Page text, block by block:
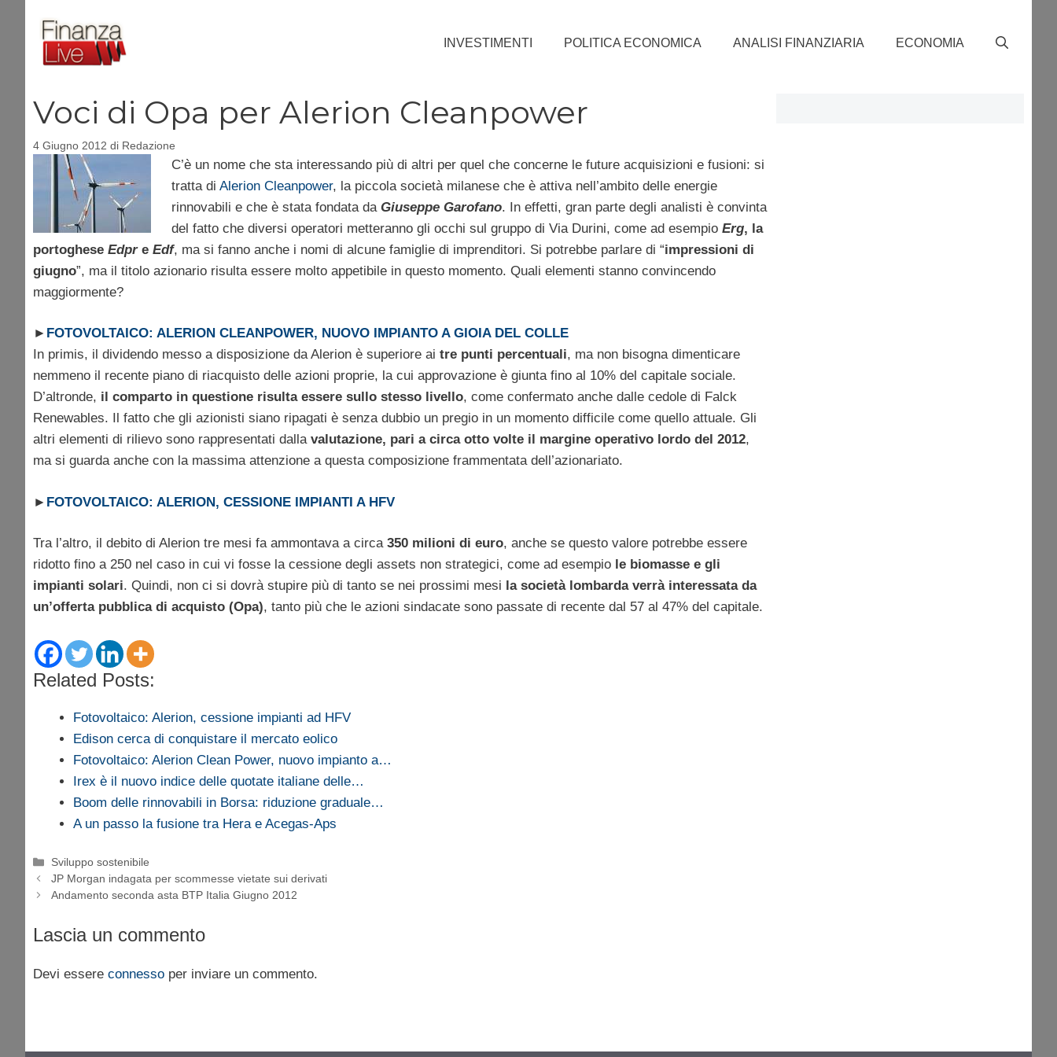
contenuto
INVESTIMENTI POLITICA ECONOMICA ANALISI FINANZIARIA ECONOMIA
Voci di Opa per Alerion Cleanpower
4 Giugno 2012 di Redazione
C’è un nome che sta interessando più di altri per quel che concerne le future acquisizioni e fusioni: si
tratta di Alerion Cleanpower, la piccola società milanese che è attiva nell’ambito delle energie
rinnovabili e che è stata fondata da Giuseppe Garofano. In effetti, gran parte degli analisti è convinta
del fatto che diversi operatori metteranno gli occhi sul gruppo di Via Durini, come ad esempio Erg, la
portoghese Edpre Edf, ma si fanno anche i nomi di alcune famiglie di imprenditori. Si potrebbe parlare di “impressioni di
giugno”, ma il titolo azionario risulta essere molto appetibile in questo momento. Quali elementi stanno convincendo
maggiormente?
► FOTOVOLTAICO: ALERION CLEANPOWER, NUOVO IMPIANTO A GIOIA DEL COLLE
In primis, il dividendo messo a disposizione da Alerion è superiore ai tre punti percentuali, ma non bisogna dimenticare
nemmeno il recente piano di riacquisto delle azioni proprie, la cui approvazione è giunta fino al 10% del capitale sociale.
D’altronde, il comparto in questione risulta essere sullo stesso livello, come confermato anche dalle cedole di Falck
Renewables. Il fatto che gli azionisti siano ripagati è senza dubbio un pregio in un momento difficile come quello attuale. Gli
altri elementi di rilievo sono rappresentati dalla valutazione, pari a circa otto volte il margine operativo lordo del 2012,
ma si guarda anche con la massima attenzione a questa composizione frammentata dell’azionariato.
► FOTOVOLTAICO: ALERION, CESSIONE IMPIANTI A HFV
Tra l’altro, il debito di Alerion tre mesi fa ammontava a circa 350 milioni di euro, anche se questo valore potrebbe essere
ridotto fino a 250 nel caso in cui vi fosse la cessione degli assets non strategici, come ad esempio le biomasse e gli
impianti solari. Quindi, non ci si dovrà stupire più di tanto se nei prossimi mesi la società lombarda verrà interessata da
un’offerta pubblica di acquisto (Opa), tanto più che le azioni sindacate sono passate di recente dal 57 al 47% del capitale.
Related Posts:
Fotovoltaico: Alerion, cessione impianti ad HFV
Edison cerca di conquistare il mercato eolico
Fotovoltaico: Alerion Clean Power, nuovo impianto a…
Irex è il nuovo indice delle quotate italiane delle…
Boom delle rinnovabili in Borsa: riduzione graduale…
A un passo la fusione tra Hera e Acegas-Aps
Categorie
Sviluppo sostenibile
JP Morgan indagata per scommesse vietate sui derivati
Andamento seconda asta BTP Italia Giugno 2012
Lascia un commento
Devi essere connesso per inviare un commento.